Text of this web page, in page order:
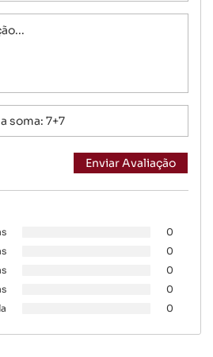
0
0
0
0
0